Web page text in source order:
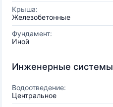
Крыша:
Железобетонные
Фундамент:
Иной
Инженерные системы
Водоотведение:
Центральное